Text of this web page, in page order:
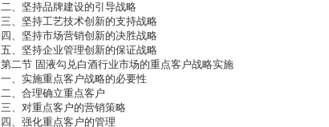
二、坚持品牌建设的引导战略
三、坚持工艺技术创新的支持战略
四、坚持市场营销创新的决胜战略
五、坚持企业管理创新的保证战略
第二节 固液勾兑白酒行业市场的重点客户战略实施
一、实施重点客户战略的必要性
二、合理确立重点客户
三、对重点客户的营销策略
四、强化重点客户的管理